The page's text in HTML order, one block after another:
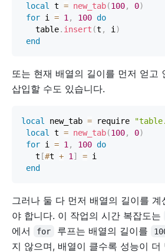
local
t = new_tab(100, 0)
for i = 1 , 100 do
   table
. insert (t , i )
end
또는 현재 배열의 길이를 먼저 얻고
삽입할 수도 있습니다.
local new_tab = require
local
t = new_tab(100, 0)
for i = 1 , 100 do
   t
[#t + 1 ] =
end
그러나 둘 다 먼저 배열의 길이를
야 합니다. 이 작업의 시간 복잡도는
에서
for 루프는 배열의 길이를
지 않으며, 배열이 클수록 성능이 더